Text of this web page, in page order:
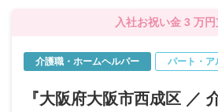
入社お祝い金 3 万
介護職・ホームヘルパー パート・ア
『大阪府大阪市西成区 ／